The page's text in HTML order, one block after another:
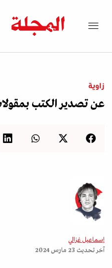
زاوية
عن تصدير الكتب
إسماعيل غزالي
آخر تحديث 23 مارس 2024